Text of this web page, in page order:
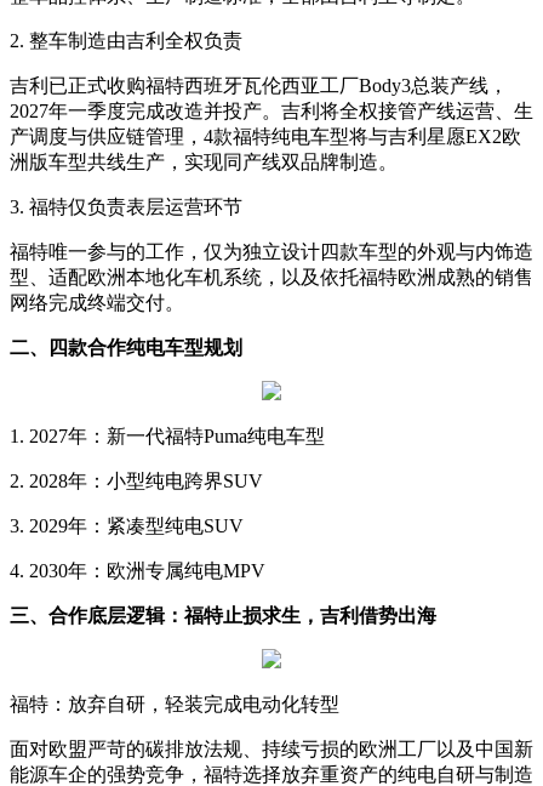
2. 整车制造由吉利全权负责
吉利已正式收购福特西班牙瓦伦西亚工厂Body3总装产线，
2027年一季度完成改造并投产。吉利将全权接管产线运营、生
产调度与供应链管理，4款福特纯电车型将与吉利星愿EX2欧
洲版车型共线生产，实现同产线双品牌制造。
3. 福特仅负责表层运营环节
福特唯一参与的工作，仅为独立设计四款车型的外观与内饰造
型、适配欧洲本地化车机系统，以及依托福特欧洲成熟的销售
网络完成终端交付。
二、四款合作纯电车型规划
1. 2027年：新一代福特Puma纯电车型
2. 2028年：小型纯电跨界SUV
3. 2029年：紧凑型纯电SUV
4. 2030年：欧洲专属纯电MPV
三、合作底层逻辑：福特止损求生，吉利借势出海
福特：放弃自研，轻装完成电动化转型
面对欧盟严苛的碳排放法规、持续亏损的欧洲工厂以及中国新
能源车企的强势竞争，福特选择放弃重资产的纯电自研与制造